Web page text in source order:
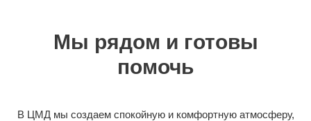
Мы рядом и готовы
помочь
В ЦМД мы создаем спокойную и комфортную атмосферу,